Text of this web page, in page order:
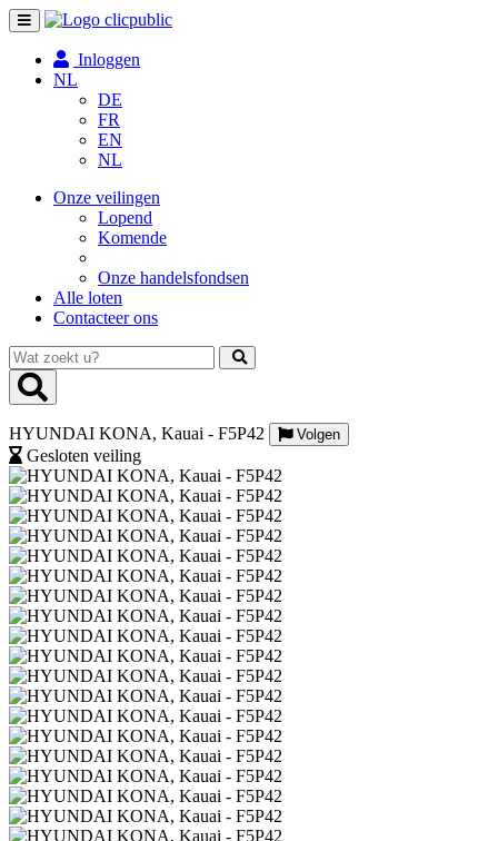
Toggle
navigation
Inloggen
NL
DE
FR
EN
NL
Onze veilingen
Lopend
Komende
Onze handelsfondsen
Alle loten
Contacteer ons
Wat
zoekt
u?
HYUNDAI KONA, Kauai - F5P42 Volgen
Gesloten veiling